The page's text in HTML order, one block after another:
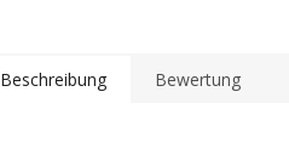
Beschreibung Bewertung